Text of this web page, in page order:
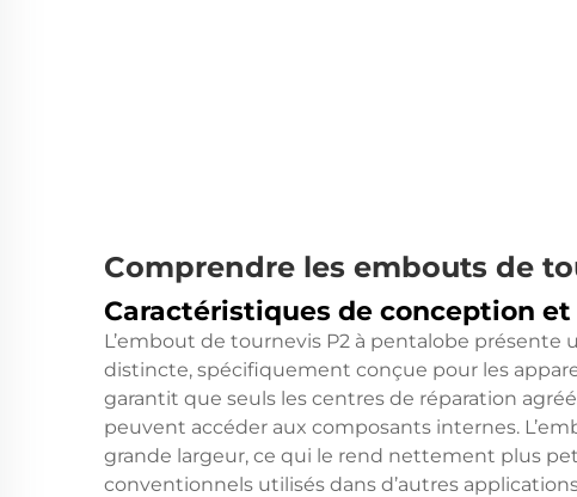
Comprendre les embouts de
Caractéristiques de conception
L’embout de tournevis P2 à pentalobe
distincte, spécifiquement conçue pour les
garantit que seuls les centres de réparation
peuvent accéder aux composants internes.
grande largeur, ce qui le rend nettement plus
conventionnels utilisés dans d’autres